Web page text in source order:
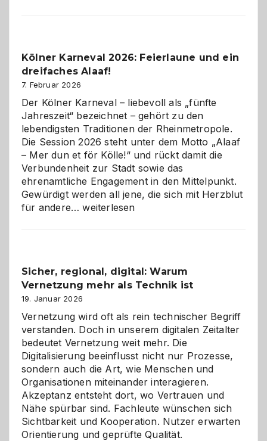
geworden
Kölner Karneval 2026: Feierlaune und ein
dreifaches Alaaf!
7. Februar 2026
Der Kölner Karneval – liebevoll als „fünfte
Jahreszeit“ bezeichnet – gehört zu den
lebendigsten Traditionen der Rheinmetropole.
Die Session 2026 steht unter dem Motto „Alaaf
– Mer dun et för Kölle!“ und rückt damit die
Verbundenheit zur Stadt sowie das
ehrenamtliche Engagement in den Mittelpunkt.
Gewürdigt werden all jene, die sich mit Herzblut
für andere…Kölner
ein
dreifaches
Alaaf!
weiterlesen
Sicher, regional, digital: Warum
Vernetzung mehr als Technik ist
19. Januar 2026
Vernetzung wird oft als rein technischer Begriff
verstanden. Doch in unserem digitalen Zeitalter
bedeutet Vernetzung weit mehr. Die
Digitalisierung beeinflusst nicht nur Prozesse,
sondern auch die Art, wie Menschen und
Organisationen miteinander interagieren.
Akzeptanz entsteht dort, wo Vertrauen und
Nähe spürbar sind. Fachleute wünschen sich
Sichtbarkeit und Kooperation. Nutzer erwarten
Orientierung und geprüfte Qualität.